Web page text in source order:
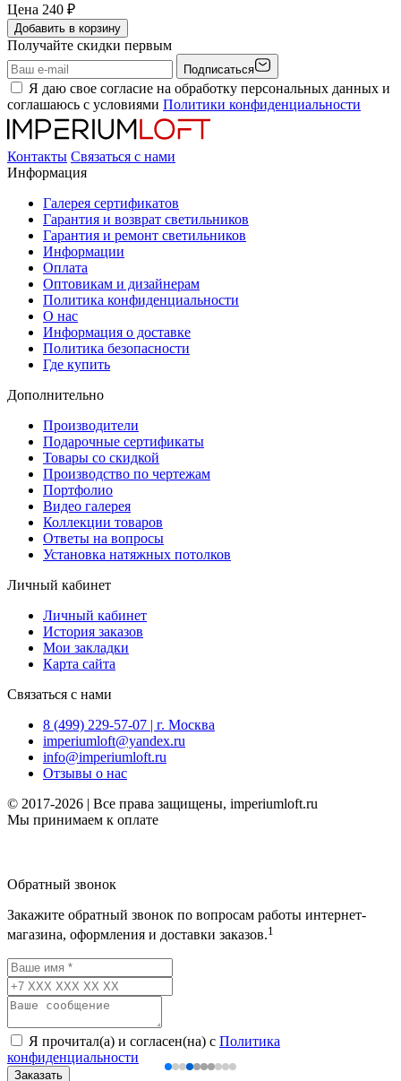
Цена 240 ₽
Добавить в корзину
Получайте скидки первым
Подписаться
Я даю свое согласие на обработку персональных данных и
соглашаюсь с условиями Политики конфиденциальности
Контакты Связаться с нами
Информация
Галерея сертификатов
Гарантия и возврат светильников
Гарантия и ремонт светильников
Информации
Оплата
Оптовикам и дизайнерам
Политика конфиденциальности
О нас
Информация о доставке
Политика безопасности
Где купить
Дополнительно
Производители
Подарочные сертификаты
Товары со скидкой
Производство по чертежам
Портфолио
Видео галерея
Коллекции товаров
Ответы на вопросы
Установка натяжных потолков
Личный кабинет
Личный кабинет
История заказов
Мои закладки
Карта сайта
Связаться с нами
8 (499) 229-57-07 | г. Москва
imperiumloft@yandex.ru
info@imperiumloft.ru
Отзывы о нас
© 2017-2026 | Все права защищены, imperiumloft.ru
Мы принимаем к оплате
Обратный звонок
Закажите обратный звонок по вопросам работы интернет-
магазина, оформления и доставки заказов.1
Я прочитал(а) и согласен(на) с Политика
конфиденциальности
Заказать